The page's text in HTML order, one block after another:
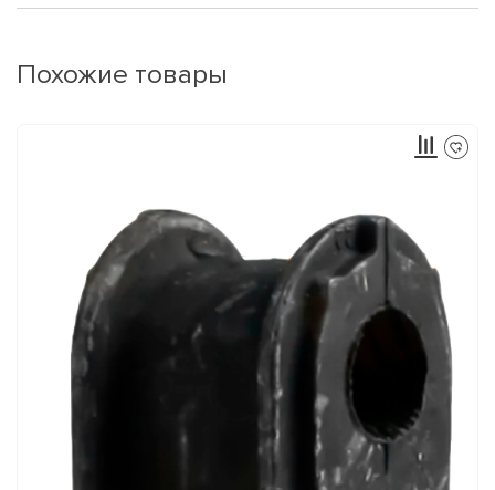
Похожие товары